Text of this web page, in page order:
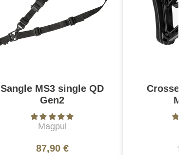
Sangle MS3 single QD
Gen2
Magpul
87,90 €
Crosse
Mil-